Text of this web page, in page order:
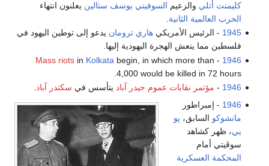
كليمنت أتلي والزعيم السوفيتي يوسف ستالين يعلنون انتهاء
الحرب العالمية الثانية
1945 - الرئيس الأمريكيهاري ترومان يدعو إلى توطين اليهود في
فلسطين مما ينعش الهجرة اليهودية إليها.
1946
-
Mass riotsin Kolkata begin, in which more than
4,000 would be killed in 72 hours.
1946
- مؤتمر نقابات عموم حيدر آباد يتأسس في سكندر آباد
1946 - إمبراطور
مانشوكو السابق، پو
يي، ظهر كشاهد
سوڤيتي أمام
المحكمة العسكرية